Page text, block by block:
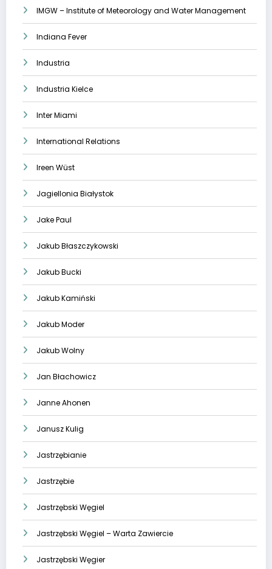
IMGW – Institute of Meteorology and Water Management
Indiana Fever
Industria
Industria Kielce
Inter Miami
International Relations
Ireen Wüst
Jagiellonia Białystok
Jake Paul
Jakub Błaszczykowski
Jakub Bucki
Jakub Kamiński
Jakub Moder
Jakub Wolny
Jan Błachowicz
Janne Ahonen
Janusz Kulig
Jastrzębianie
Jastrzębie
Jastrzębski Węgiel
Jastrzębski Węgiel – Warta Zawiercie
Jastrzębski Węgier